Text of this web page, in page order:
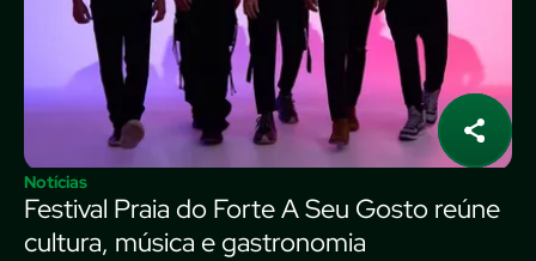
Notícias
Festival Praia do Forte A Seu Gosto reúne
cultura, música e gastronomia